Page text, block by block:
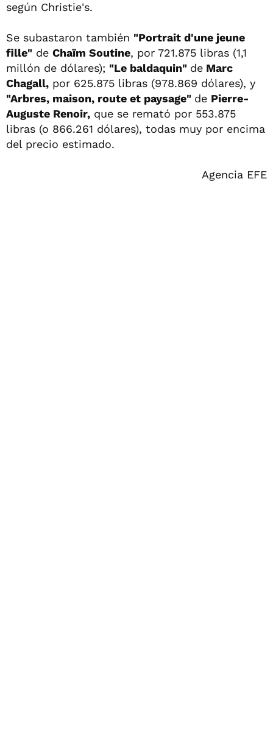
según Christie's.
Se subastaron también "Portrait d'une jeune
fille" de Chaïm Soutine, por 721.875 libras (1,1
millón de dólares); "Le baldaquin" de Marc
Chagall, por 625.875 libras (978.869 dólares), y
"Arbres, maison, route et paysage" de Pierre-
Auguste Renoir, que se remató por 553.875
libras (o 866.261 dólares), todas muy por encima
del precio estimado.
Agencia EFE